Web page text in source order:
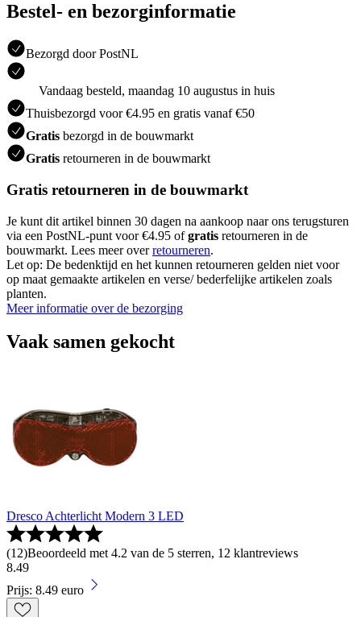
Bestel- en bezorginformatie
Bezorgd door PostNL
Vandaag besteld, maandag 10 augustus in huis
Thuisbezorgd voor €4.95 en gratis vanaf €50
Gratis bezorgd in de bouwmarkt
Gratis retourneren in de bouwmarkt
Gratis retourneren in de bouwmarkt
Je kunt dit artikel binnen 30 dagen na aankoop naar ons terugsturen
via een PostNL-punt voor €4.95 ofgratis retourneren in de
bouwmarkt. Lees meer overretourneren.
Let op: De bedenktijd en het kunnen retourneren gelden niet voor
op maat gemaakte artikelen en verse/ bederfelijke artikelen zoals
planten.
Meer informatie over de bezorging
Vaak samen gekocht
Dresco Achterlicht Modern 3 LED
(12)Beoordeeld met 4.2 van de 5 sterren, 12 klantreviews
8.49
Prijs: 8.49 euro